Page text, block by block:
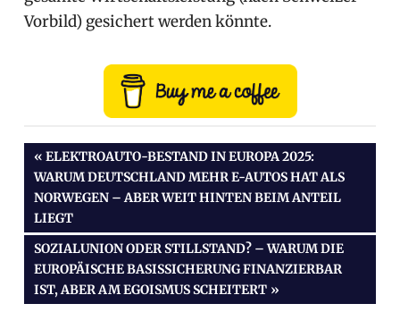
Vorbild) gesichert werden könnte.
Beitragsnavigation
VORHERIGER
BEITRAG:
ELEKTROAUTO-BESTAND IN EUROPA 2025:
WARUM DEUTSCHLAND MEHR E-AUTOS HAT ALS
NORWEGEN – ABER WEIT HINTEN BEIM ANTEIL
LIEGT
NÄCHSTER
BEITRAG:
SOZIALUNION ODER STILLSTAND? – WARUM DIE
EUROPÄISCHE BASISSICHERUNG FINANZIERBAR
IST, ABER AM EGOISMUS SCHEITERT